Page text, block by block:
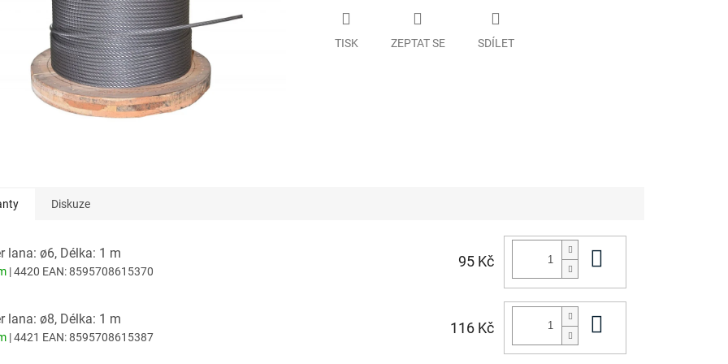
TISK ZEPTAT SE SDÍLET
Diskuze
lana: ø6, Délka: 1 m
| 4420 EAN:8595708615370
95 Kč
lana: ø8, Délka: 1 m
| 4421 EAN:8595708615387
116 Kč